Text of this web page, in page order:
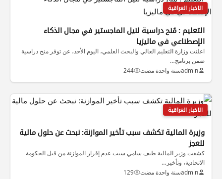
الاخبار العراقية
التعليم : مُنح دراسية لنيل الماجستير في مجال الذكاء
الإصطناعي في ماليزيا
اعلنت وزارة التعليم العالي والبحث العلمي، اليوم الأحد، عن توفر منح دراسية
ضمن برنامج…
adminسنة واحدة مضت 244
الاخبار العراقية
وزيرة المالية تكشف سبب تأخير الموازنة: نبحث عن حلول مالية
للعجز
كشفت وزير المالية طيف سامي سبب عدم إقرار الموازنة من قبل الحكومة
الاتحادية، وتأخير…
adminسنة واحدة مضت 129